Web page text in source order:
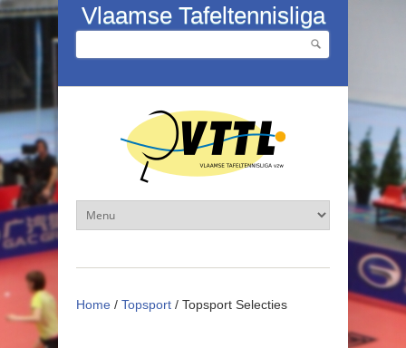
Overslaan en naar de inhoud gaan
Vlaamse Tafeltennisliga
Zoekveld
Home / Topsport / Topsport Selecties